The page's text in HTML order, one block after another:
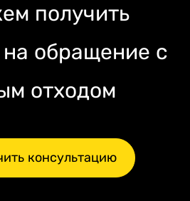
получить
обращение с
отходом
консультацию